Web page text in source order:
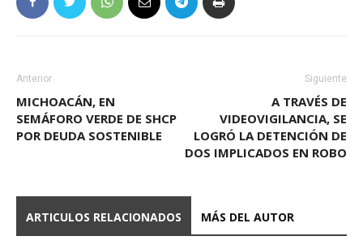
Anterior
MICHOACÁN, EN
SEMÁFORO VERDE DE SHCP
POR DEUDA SOSTENIBLE
Siguiente
A TRAVÉS DE
VIDEOVIGILANCIA, SE
LOGRÓ LA DETENCIÓN DE
DOS IMPLICADOS EN ROBO
ARTICULOS RELACIONADOS MÁS DEL AUTOR